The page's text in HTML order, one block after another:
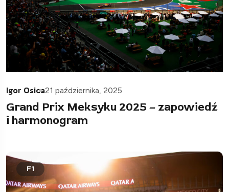
Igor Osica21 października, 2025
Grand Prix Meksyku 2025 – zapowiedź
i harmonogram
F1